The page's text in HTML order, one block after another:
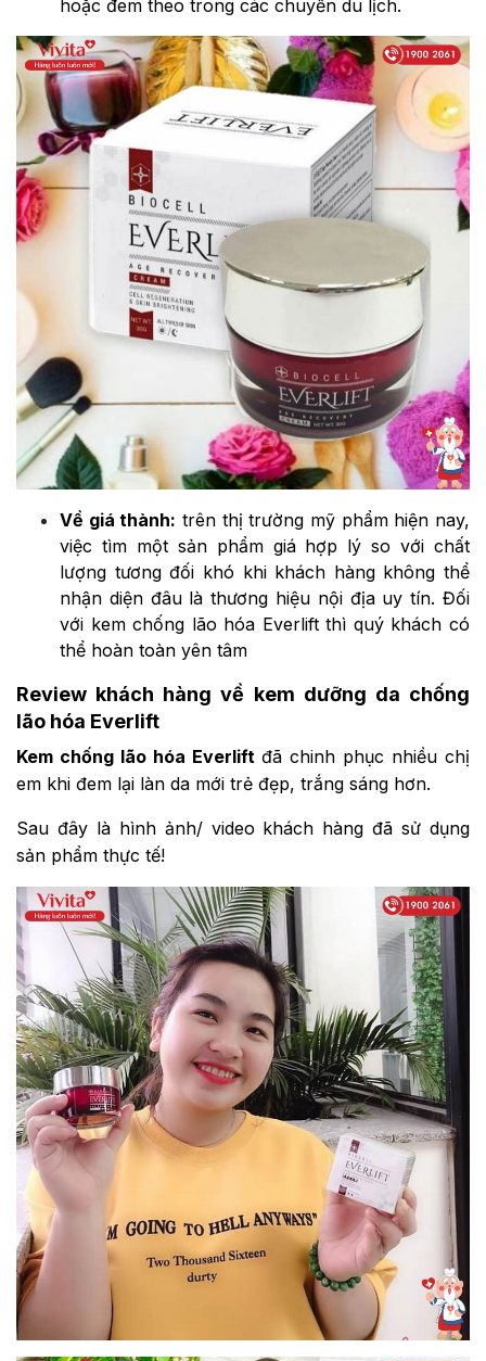
hoặc đem theo trong các chuyến du lịch.
Về giá thành: trên thị trường mỹ phẩm hiện nay,
việc tìm một sản phẩm giá hợp lý so với chất
lượng tương đối khó khi khách hàng không thể
nhận diện đâu là thương hiệu nội địa uy tín. Đối
với kem chống lão hóa Everlift thì quý khách có
thể hoàn toàn yên tâm
Review khách hàng về kem dưỡng da chống
lão hóa Everlift
Kem chống lão hóa Everliftđã chinh phục nhiều chị
em khi đem lại làn da mới trẻ đẹp, trắng sáng hơn.
Sau đây là hình ảnh/ video khách hàng đã sử dụng
sản phẩm thực tế!